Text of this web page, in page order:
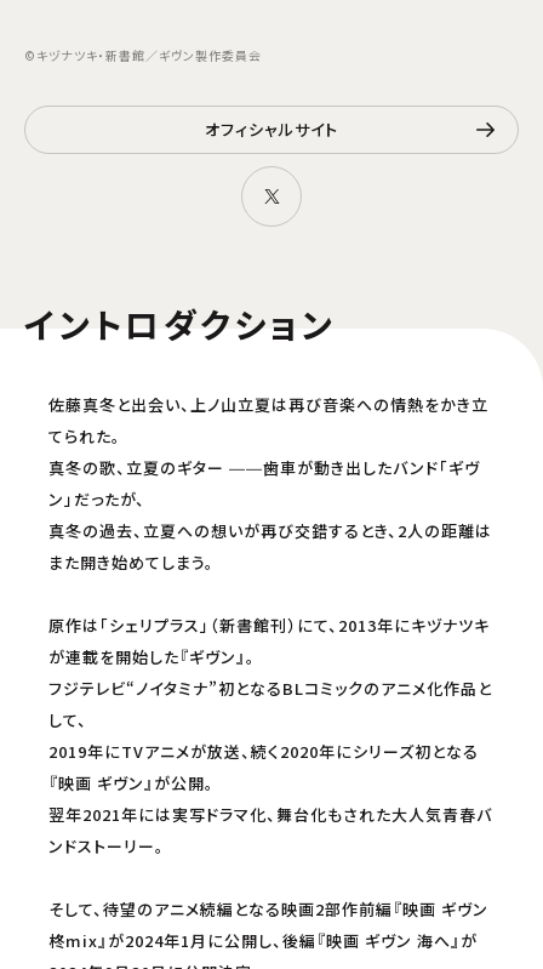
©キヅナツキ・新書館／ギヴン製作委員会
オフィシャルサイト
イントロダクション
佐藤真冬と出会い、上ノ山立夏は再び音楽への情熱をかき立
てられた。
真冬の歌、立夏のギター ――歯車が動き出したバンド「ギヴ
ン」だったが、
真冬の過去、立夏への想いが再び交錯するとき、2人の距離は
また開き始めてしまう。
原作は「シェリプラス」（新書館刊）にて、2013年にキヅナツキ
が連載を開始した『ギヴン』。
フジテレビ“ノイタミナ”初となるBLコミックのアニメ化作品と
して、
2019年にTVアニメが放送、続く2020年にシリーズ初となる
『映画 ギヴン』が公開。
翌年2021年には実写ドラマ化、舞台化もされた大人気青春バ
ンドストーリー。
そして、待望のアニメ続編となる映画2部作前編『映画 ギヴン
柊mix』が2024年1月に公開し、後編『映画 ギヴン 海へ』が